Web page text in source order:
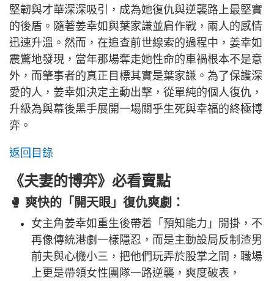
堅韌與才華深深吸引，成為她復仇與逆襲路上最堅實
的後盾。隨著姜幸如與葉家謙並肩作戰，兩人的感情
迅速升溫。然而，在追查前世線索的過程中，姜幸如
震驚地發現，當年那場奪走她性命的車禍根本不是意
外，而肇事者的真正目標其實是葉家謙。為了保護深
愛的人，姜幸如決定主動出擊，從單純的個人復仇，
升級為與幕後黑手展開一場關乎生死與幸福的終極博
弈。
返回目錄
《夫妻的博弈》必看賣點
🥊 爽快的「開天眼」復仇爽劇：
女主角姜幸如重生後帶着「預知能力」開掛，不
再像傳統港劇一樣隱忍，而是主動設局反制渣男
前夫與心機小三，把他們玩弄於股掌之間，職場
上更是帶領女性團隊一路逆襲，爽度破表，